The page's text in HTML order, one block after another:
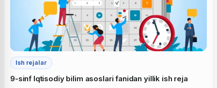
Ish rejalar
9-sinf Iqtisodiy bilim asoslari fanidan yillik ish reja